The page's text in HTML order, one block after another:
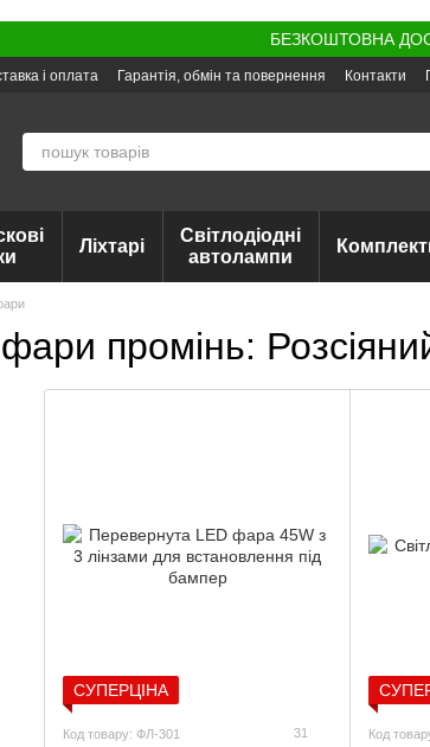
БЕЗКОШТОВНА
і оплата Гарантія, обмін та повернення Контакти
Ліхтарі
Світлодіодні
автолампи
промінь:
СУПЕРЦІНА
Код товару: ФЛ-301 31 Код